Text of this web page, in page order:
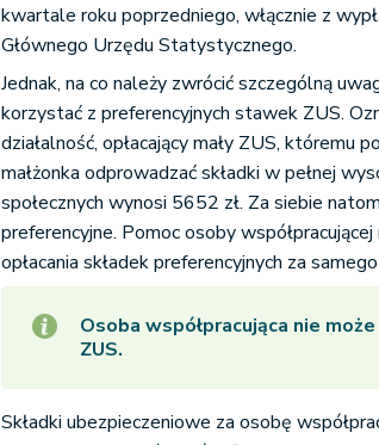
kwartale roku poprzedniego, włącznie z
Głównego Urzędu Statystycznego.
Jednak, na co należy zwrócić szczególną
korzystać z preferencyjnych stawek ZUS.
działalność, opłacający mały ZUS, któremu
małżonka odprowadzać składki w pełnej
społecznych wynosi 5652 zł. Za siebie
preferencyjne. Pomoc osoby
opłacania składek preferencyjnych za
Osoba współpracująca nie
ZUS.
Składki ubezpieczeniowe za osobę